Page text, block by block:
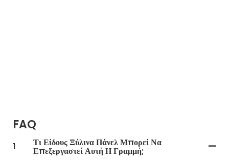
FAQ
1 Τι Είδους Ξύλινα Πάνελ Μπορεί Να
Επεξεργαστεί Αυτή Η Γραμμή;